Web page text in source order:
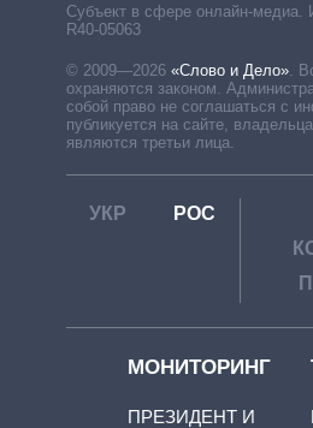
Субъект в сфере онлайн-медиа.
R40-05063
© 2009—2026 «Слово и Дело»
охраняются законом.
собой право не соглашаться с
публикуется на сайте,
являются третьи лица.
УКР РОС
МОНИТОРИНГ
ПРЕЗИДЕНТ И